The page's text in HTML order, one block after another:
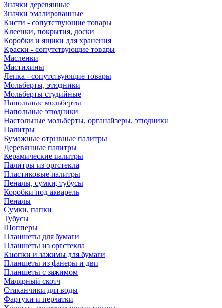
Значки деревянные
Значки эмалированные
Кисти - сопутствующие товары
Клеенки, покрытия, доски
Коробки и ящики для хранения
Краски - сопутствующие товары
Масленки
Мастихины
Лепка - сопутствующие товары
Мольберты, этюдники
Мольберты студийные
Напольные мольберты
Напольные этюдники
Настольные мольберты, органайзеры, этюдники
Палитры
Бумажные отрывные палитры
Деревянные палитры
Керамические палитры
Палитры из оргстекла
Пластиковые палитры
Пеналы, сумки, тубусы
Коробки под акварель
Пеналы
Сумки, папки
Тубусы
Шопперы
Планшеты для бумаги
Планшеты из оргстекла
Кнопки и зажимы для бумаги
Планшеты из фанеры и двп
Планшеты с зажимом
Малярный скотч
Стаканчики для воды
Фартуки и перчатки